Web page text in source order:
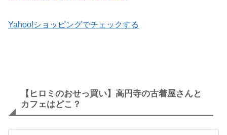
Yahoo!ショッピングでチェックする
【ヒロミのおせっ買い】高円寺の古着屋さんと
カフェはどこ？